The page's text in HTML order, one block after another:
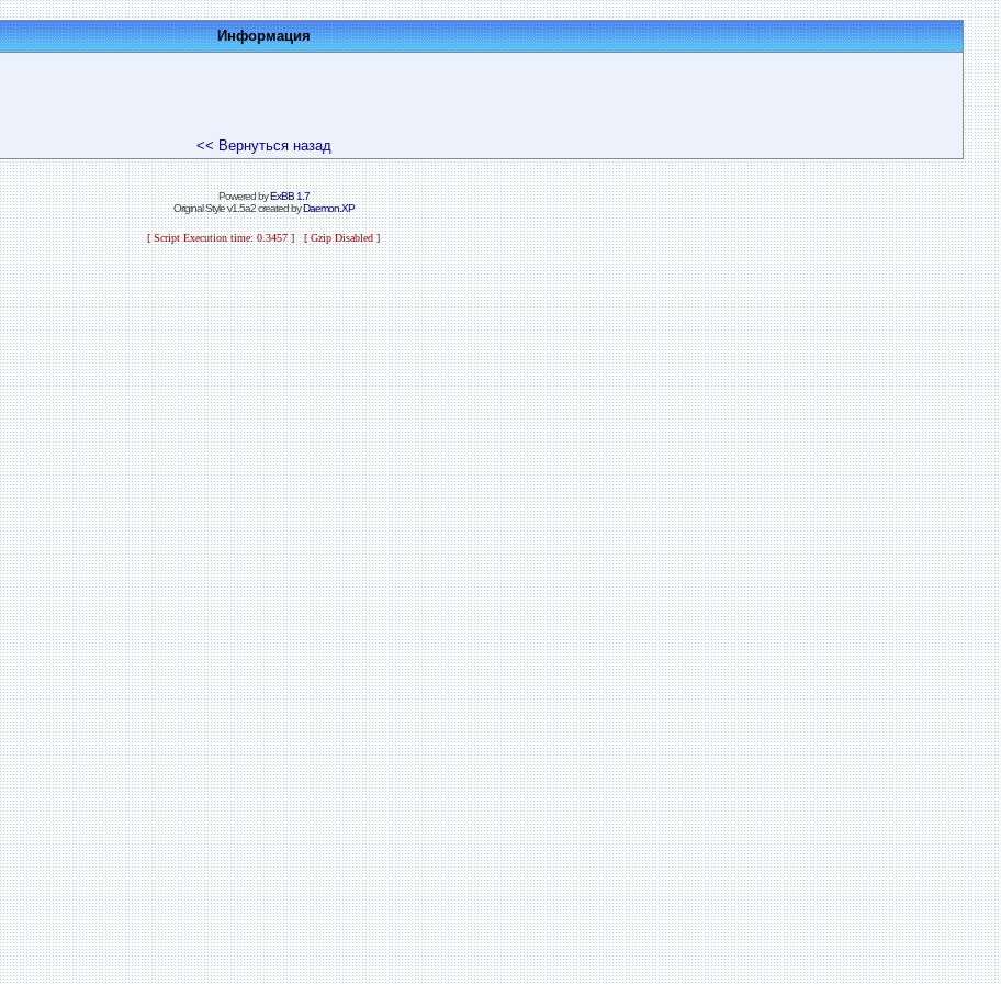
Информация
<< Вернуться назад
Powered byExBB 1.7
Original Style v1.5a2 created byDaemon.XP
[ Script Execution time: 0.3457 ] [ Gzip Disabled ]